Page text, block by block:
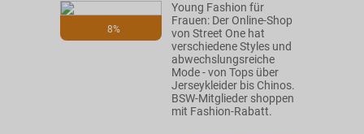
8%
Young Fashion für
Frauen: Der Online-Shop
von Street One hat
verschiedene Styles und
abwechslungsreiche
Mode - von Tops über
Jerseykleider bis Chinos.
BSW-Mitglieder shoppen
mit Fashion-Rabatt.